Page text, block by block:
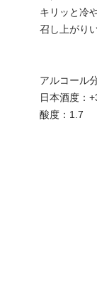
キリッと冷
召し上がり
アルコール
日本酒度：
酸度：1.7